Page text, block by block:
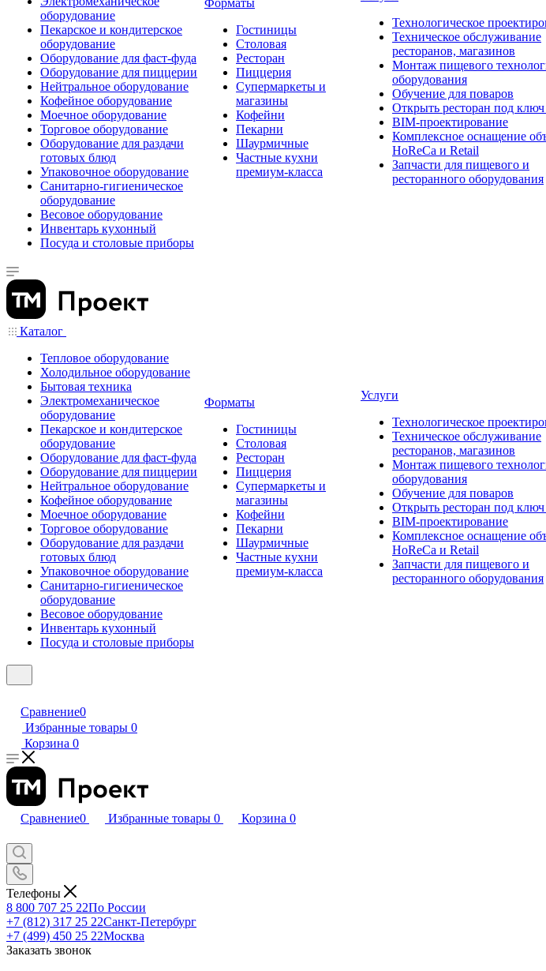
оборудование
Пекарское и кондитерское
оборудование
Оборудование для фаст-фуда
Оборудование для пиццерии
Нейтральное оборудование
Кофейное оборудование
Моечное оборудование
Торговое оборудование
Оборудование для раздачи
готовых блюд
Упаковочное оборудование
Санитарно-гигиеническое
оборудование
Весовое оборудование
Инвентарь кухонный
Посуда и столовые приборы
Форматы
Гостиницы
Столовая
Ресторан
Пиццерия
Супермаркеты и
магазины
Кофейни
Пекарни
Шаурмичные
Частные кухни
премиум-класса
Технологическое
Техническое обслуживание
ресторанов, магазинов
Монтаж пищевого
оборудования
Обучение для поваров
Открыть ресторан под
BIM-проектирование
Комплексное оснащение
HoReCa и Retail
Запчасти для пищевого и
ресторанного оборудования
Каталог
Тепловое оборудование
Холодильное оборудование
Бытовая техника
Электромеханическое
оборудование
Пекарское и кондитерское
оборудование
Оборудование для фаст-фуда
Оборудование для пиццерии
Нейтральное оборудование
Кофейное оборудование
Моечное оборудование
Торговое оборудование
Оборудование для раздачи
готовых блюд
Упаковочное оборудование
Санитарно-гигиеническое
оборудование
Весовое оборудование
Инвентарь кухонный
Посуда и столовые приборы
Форматы
Гостиницы
Столовая
Ресторан
Пиццерия
Супермаркеты и
магазины
Кофейни
Пекарни
Шаурмичные
Частные кухни
премиум-класса
Услуги
Технологическое
Техническое обслуживание
ресторанов, магазинов
Монтаж пищевого
оборудования
Обучение для поваров
Открыть ресторан под
BIM-проектирование
Комплексное оснащение
HoReCa и Retail
Запчасти для пищевого и
ресторанного оборудования
Сравнение0
Избранные товары 0
Корзина 0
Сравнение0 Избранные товары 0 Корзина 0
Телефоны
8 800 707 25 22По России
+7 (812) 317 25 22Санкт-Петербург
+7 (499) 450 25 22Москва
Заказать звонок